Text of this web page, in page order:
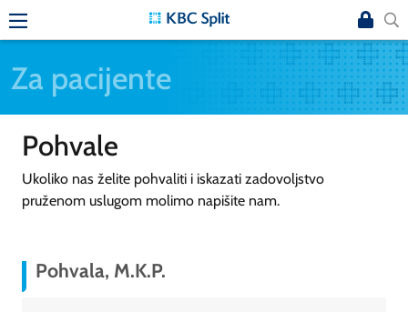
Za pacijente
Pohvale
Ukoliko nas želite pohvaliti i iskazati zadovoljstvo
pruženom uslugom molimo napišite nam.
Pohvala, M.K.P.